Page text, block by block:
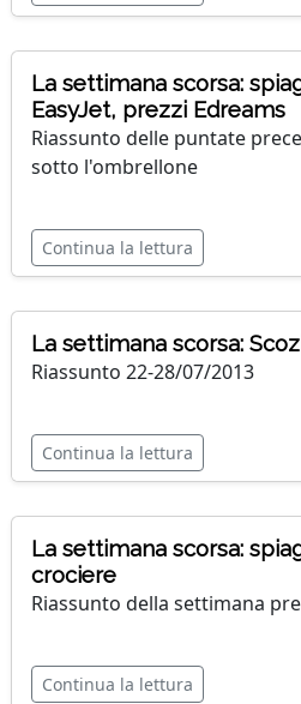
La settimana scorsa:
EasyJet, prezzi Edreams
Riassunto delle puntate
sotto l'ombrellone
Continua la lettura
La settimana scorsa:
Riassunto 22-28/07/2013
Continua la lettura
La settimana scorsa:
crociere
Riassunto della settimana
Continua la lettura